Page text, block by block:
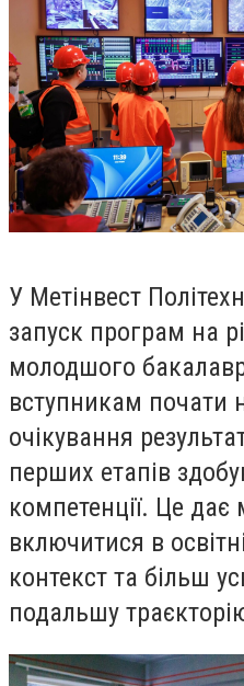
У Метінвест
запуск програм на
молодшого
вступникам почати
очікування
перших етапів
компетенції. Це
включитися в
контекст та більш
подальшу